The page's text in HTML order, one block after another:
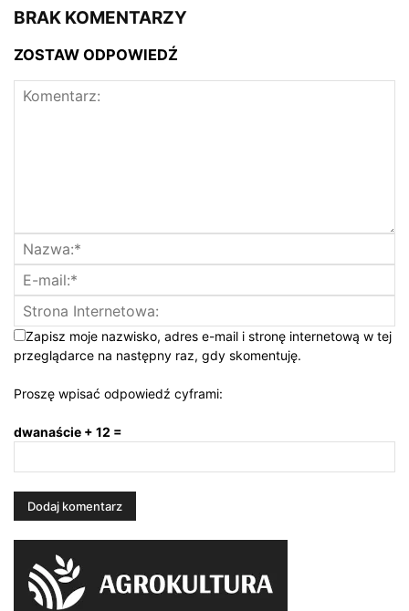
BRAK KOMENTARZY
ZOSTAW ODPOWIEDŹ
Zapisz moje nazwisko, adres e-mail i stronę internetową w tej
przeglądarce na następny raz, gdy skomentuję.
Proszę wpisać odpowiedź cyframi:
dwanaście + 12 =